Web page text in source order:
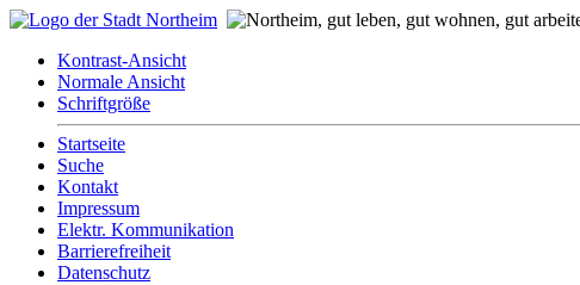
Kontrast-Ansicht
Normale Ansicht
Schriftgröße
Startseite
Suche
Kontakt
Impressum
Elektr. Kommunikation
Barrierefreiheit
Datenschutz